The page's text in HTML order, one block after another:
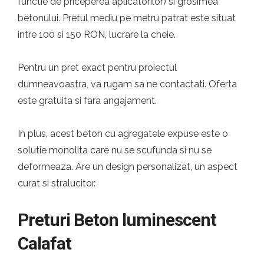
betonului. Pretul mediu pe metru patrat este situat
intre 100 si 150 RON, lucrare la cheie.
Pentru un pret exact pentru proiectul
dumneavoastra, va rugam sa ne contactati. Oferta
este gratuita si fara angajament.
In plus, acest beton cu agregatele expuse este o
solutie monolita care nu se scufunda si nu se
deformeaza. Are un design personalizat, un aspect
curat si stralucitor.
Preturi Beton luminescent
Calafat